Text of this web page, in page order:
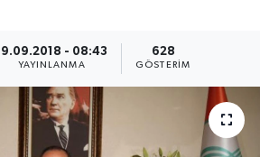
19.09.2018 - 08:43
YAYINLANMA
628
GÖSTERIM